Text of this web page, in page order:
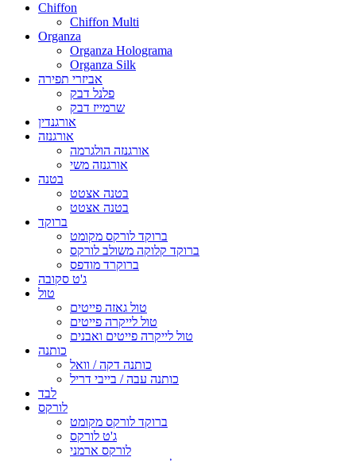
Chiffon
Chiffon Multi
Organza
Organza Holograma
Organza Silk
אביזרי תפירה
פלנל דבק
שרמייז דבק
אורגנדין
אורגנזה
אורגנזה הולגרמה
אורגנזה משי
בטנה
בטנה אצטט
בטנה אצטט
ברוקד
ברוקד לורקס מקומט
ברוקד קלוקה משולב לורקס
ברוקרד מודפס
ג'ט סקובה
טול
טול גאזה פייטים
טול לייקרה פייטים
טול לייקרה פייטים ואבנים
כותנה
כותנה דקה / וואל
כותנה עבה / בייבי דריל
לבד
לורקס
ברוקד לורקס מקומט
ג'ט לורקס
לורקס ארמני